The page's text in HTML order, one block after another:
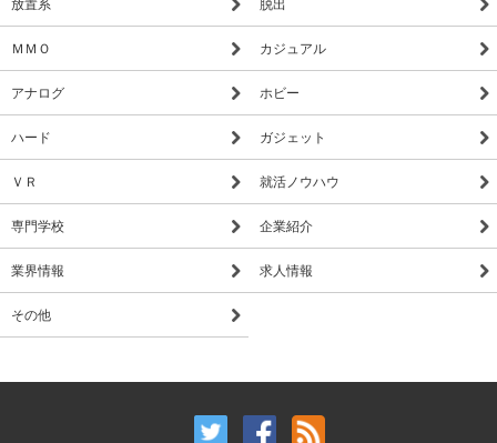
ＭＭＯ カジュアル
アナログ ホビー
ハード ガジェット
ＶＲ 就活ノウハウ
専門学校 企業紹介
業界情報 求人情報
その他